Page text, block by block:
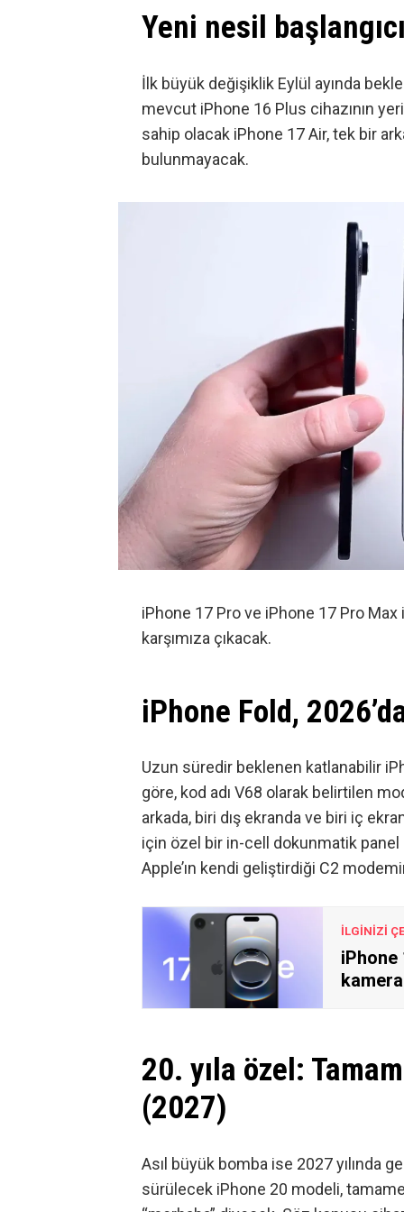
Yeni nesil
İlk büyük değişiklik Eylül ayında
mevcut iPhone 16 Plus cihazının
sahip olacak iPhone 17 Air, tek bir
bulunmayacak.
iPhone 17 Prove iPhone 17 Pro Max
karşımıza çıkacak.
iPhone Fold,
Uzun süredir beklenen katlanabilir
göre, kod adı V68 olarak belirtilen
arkada, biri dış ekranda ve biri iç
için özel bir in-cell dokunmatik panel
Apple’ın kendi geliştirdiği C2
İLGİNİZİ
iPhone
20. yıla özel:
(2027)
Asıl büyük bomba ise 2027 yılında
sürülecek iPhone 20 modeli,